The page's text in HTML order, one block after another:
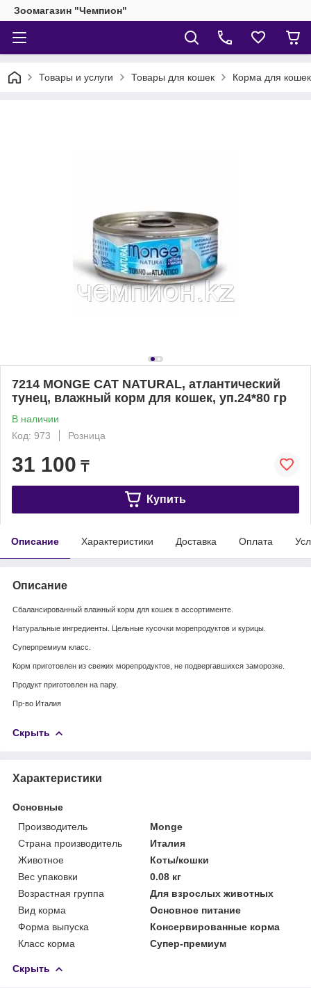
Зоомагазин "Чемпион"
Товары и услуги Товары для кошек Корма для кошек
7214 MONGE CAT NATURAL, атлантический
тунец, влажный корм для кошек, уп.24*80 гр
В наличии
Код: 973
Розница
31 100 ₸
Купить
Описание Характеристики Доставка Оплата
Описание
Сбалансированный влажный корм для кошек в ассортименте.
Натуральные ингредиенты. Цельные кусочки морепродуктов и курицы.
Суперпремиум класс.
Корм приготовлен из свежих морепродуктов, не подвергавшихся заморозке.
Продукт приготовлен на пару.
Пр-во Италия
Скрыть
Характеристики
Основные
Производитель
Monge
Страна производитель
Италия
Животное
Коты/кошки
Вес упаковки
0.08 кг
Возрастная группа
Для взрослых животных
Вид корма
Основное питание
Форма выпуска
Консервированные корма
Класс корма
Супер-премиум
Скрыть